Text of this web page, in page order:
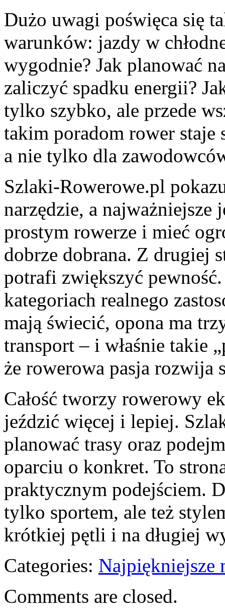
Dużo uwagi poświęca się
warunków: jazdy w
wygodnie? Jak planować
zaliczyć spadku energii?
tylko szybko, ale przede
takim poradom rower staje
a nie tylko dla
Szlaki-Rowerowe.pl
narzędzie, a najważniejsze
prostym rowerze i mieć
dobrze dobrana. Z drugiej
potrafi zwiększyć
kategoriach realnego
mają świecić, opona ma
transport – i właśnie takie
że rowerowa pasja rozwija
Całość tworzy rowerowy
jeździć więcej i lepiej.
planować trasy oraz
oparciu o konkret. To
praktycznym podejściem.
tylko sportem, ale też
krótkiej pętli i na długiej
Categories: Najpiękniejsze
Comments are closed.